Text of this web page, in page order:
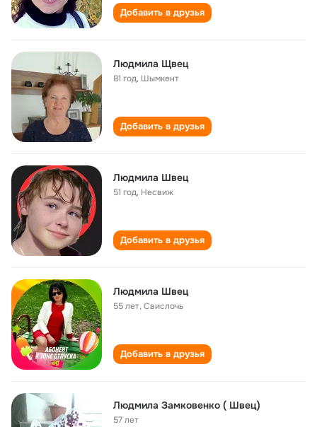
Добавить в друзья
Людмила Щвец
81 год, Шымкент
Добавить в друзья
Людмила Швец
51 год, Несвиж
Добавить в друзья
Людмила Швец
55 лет,Свислочь
Добавить в друзья
Людмила Замковенко ( Швец)
57 лет